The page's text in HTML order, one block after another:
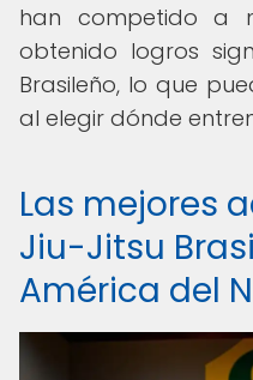
han competido a
obtenido logros
Brasileño, lo que
al elegir dónde
Las mejores
Jiu-Jitsu
América del